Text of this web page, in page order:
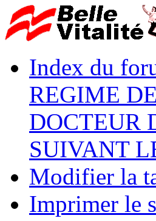
Index du
REGIME
DOCTEUR
SUIVANT
Modifier la
Imprimer le